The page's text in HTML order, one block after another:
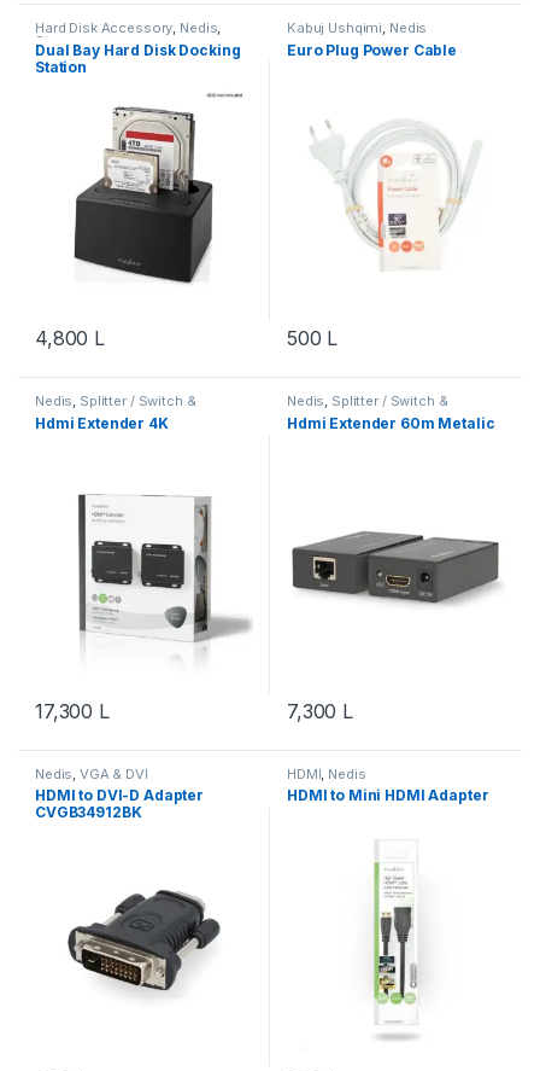
Hard Disk Accessory, Nedis,
Storage
Dual Bay Hard Disk Docking
Station
4,800 L
Kabuj Ushqimi, Nedis
Euro Plug Power Cable
500 L
Nedis, Splitter / Switch &
Extender
Hdmi Extender 4K
17,300 L
Nedis, Splitter / Switch &
Extender
Hdmi Extender 60m Metalic
7,300 L
Nedis ,VGA & DVI
HDMI to DVI-D Adapter
CVGB34912BK
HDMI Nedis
HDMI to Mini HDMI Adapter